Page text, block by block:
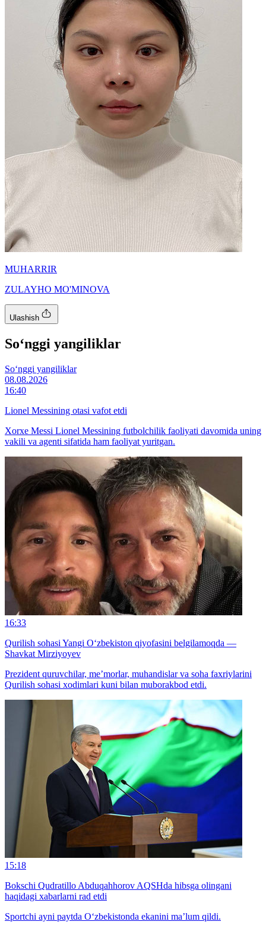
MUHARRIR
ZULAYHO MO'MINOVA
Ulashish
So‘nggi yangiliklar
So‘nggi yangiliklar
08.08.2026
16:40
Lionel Messining otasi vafot etdi
Xorxe Messi Lionel Messining futbolchilik faoliyati davomida uning
vakili va agenti sifatida ham faoliyat yuritgan.
16:33
Qurilish sohasi Yangi O‘zbekiston qiyofasini belgilamoqda —
Shavkat Mirziyoyev
Prezident quruvchilar, me’morlar, muhandislar va soha faxriylarini
Qurilish sohasi xodimlari kuni bilan muborakbod etdi.
15:18
Bokschi Qudratillo Abduqahhorov AQSHda hibsga olingani
haqidagi xabarlarni rad etdi
Sportchi ayni paytda O‘zbekistonda ekanini ma’lum qildi.